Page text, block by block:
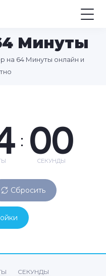
Минуты
на 64 Минуты онлайн и
: 00
СЕКУНДЫ
Сбросить
СЕКУНДЫ